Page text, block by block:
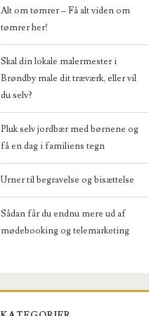
Alt om tømrer – Få alt viden om
tømrer her!
Skal din lokale malermester i
Brøndby male dit træværk, eller vil
du selv?
Pluk selv jordbær med børnene og
få en dag i familiens tegn
Urner til begravelse og bisættelse
Sådan får du endnu mere ud af
mødebooking og telemarketing